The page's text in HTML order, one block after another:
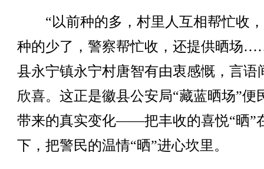
“以前种的多，村里人互相帮忙收
种的少了，警察帮忙收，还提供晒场
县永宁镇永宁村唐智有由衷感慨，言语
欣喜。这正是徽县公安局“藏蓝晒场”便
带来的真实变化——把丰收的喜悦“晒”
下，把警民的温情“晒”进心坎里。